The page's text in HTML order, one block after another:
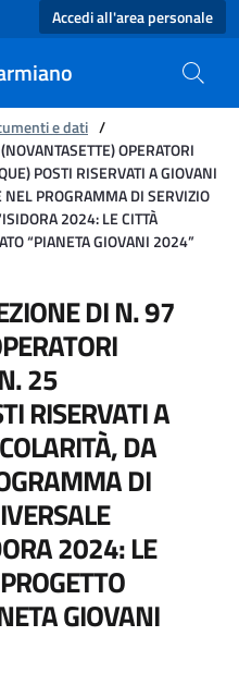
Accedi all'area personale
e dati /
OPERATORI
POSTI RISERVATI A GIOVANI
NEL PROGRAMMA DI SERVIZIO
2024: LE CITTÀ
“PIANETA GIOVANI 2024”
DI N. 97
DI N. 97
25
RISERVATI A
DA
DI
2024: LE
GIOVANI